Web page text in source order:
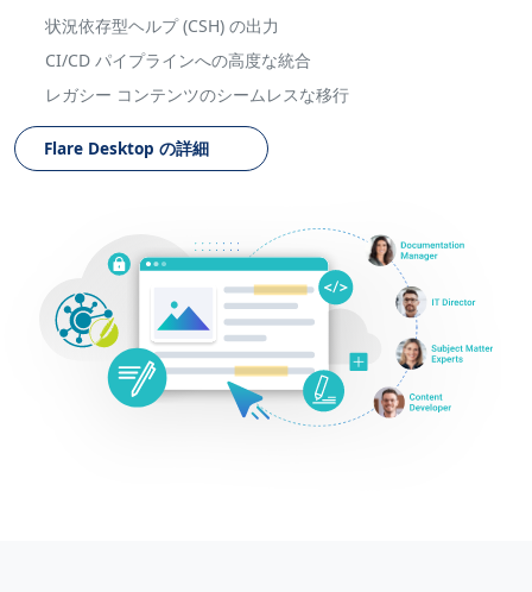
状況依存型ヘルプ (CSH) の出力
CI/CD パイプラインへの高度な統合
レガシー コンテンツのシームレスな移行
Flare Desktop の詳細